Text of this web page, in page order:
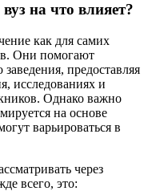
на что влияет?
как для самих
Они помогают
предоставляя
исследованиях и
Однако важно
на основе
варьироваться в
через
всего, это: